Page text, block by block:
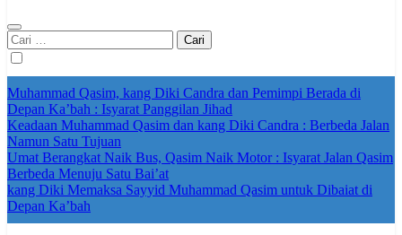
Cari
untuk:
Muhammad Qasim, kang Diki Candra dan Pemimpi Berada di
Depan Ka’bah : Isyarat Panggilan Jihad
Keadaan Muhammad Qasim dan kang Diki Candra : Berbeda Jalan
Namun Satu Tujuan
Umat Berangkat Naik Bus, Qasim Naik Motor : Isyarat Jalan Qasim
Berbeda Menuju Satu Bai’at
kang Diki Memaksa Sayyid Muhammad Qasim untuk Dibaiat di
Depan Ka’bah